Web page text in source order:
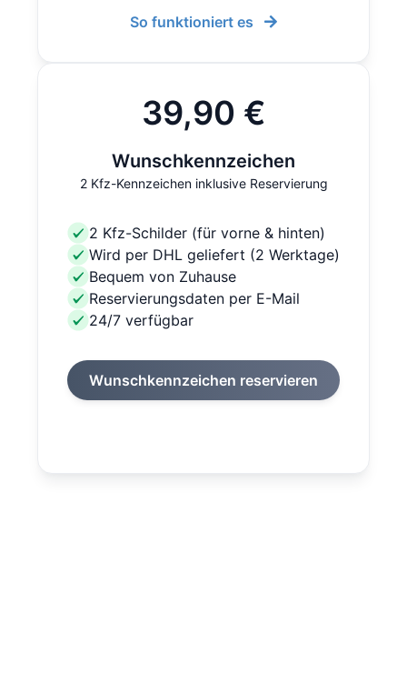
So funktioniert es
39,90 €
Wunschkennzeichen
2 Kfz-Kennzeichen inklusive Reservierung
2 Kfz-Schilder (für vorne & hinten)
Wird per DHL geliefert (2 Werktage)
Bequem von Zuhause
Reservierungsdaten per E-Mail
24/7 verfügbar
Wunschkennzeichen reservieren